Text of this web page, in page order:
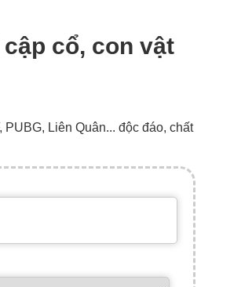
cổ, con vật
Liên Quân... độc đáo, chất